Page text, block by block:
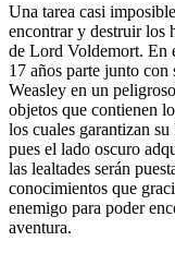
Una tarea casi
encontrar y destruir los
de Lord Voldemort. En
17 años parte junto
Weasley en un
objetos que contienen
los cuales garantizan
pues el lado oscuro
las lealtades serán
conocimientos que
enemigo para poder
aventura.